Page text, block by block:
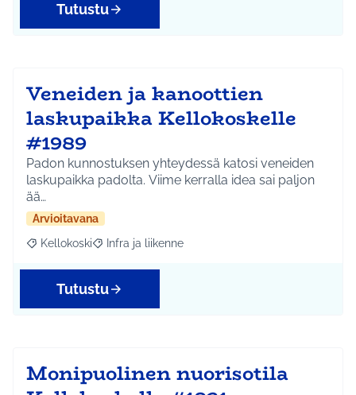
Tutustu
Veneiden ja kanoottien
laskupaikka Kellokoskelle
#1989
Padon kunnostuksen yhteydessä katosi veneiden
laskupaikka padolta. Viime kerralla idea sai paljon
ää…
Arvioitavana
Rajaa tulokset aihepiirin mukaan: Kellokoski
Kellokoski Rajaa tulokset teeman mukaan: Infra ja liikenne
Infra ja liikenne
Tutustu
Monipuolinen nuorisotila